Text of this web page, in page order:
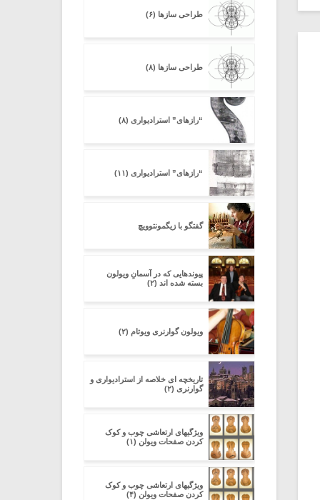
طراحی سازها (۶)
طراحی سازها (۸)
“رازهای” استرادیواری (۸)
“رازهای” استرادیواری (۱۱)
گفتگو با زیگمونتوویچ
پیوندهایی که در آسمانِ ویولون
بسته شده اند (۲)
ویولون گوارنری ویوتام (۲)
تاریخچه ای خلاصه از استرادیواری و
گوارنری (۲)
ویژگیهای ارتعاشی چوب و کوک
کردن صفحات ویولن (۱)
ویژگیهای ارتعاشی چوب و کوک
کردن صفحات ویولن (۴)